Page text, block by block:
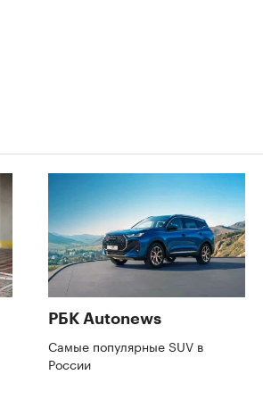
РБК Autonews
Самые популярные SUV в
России